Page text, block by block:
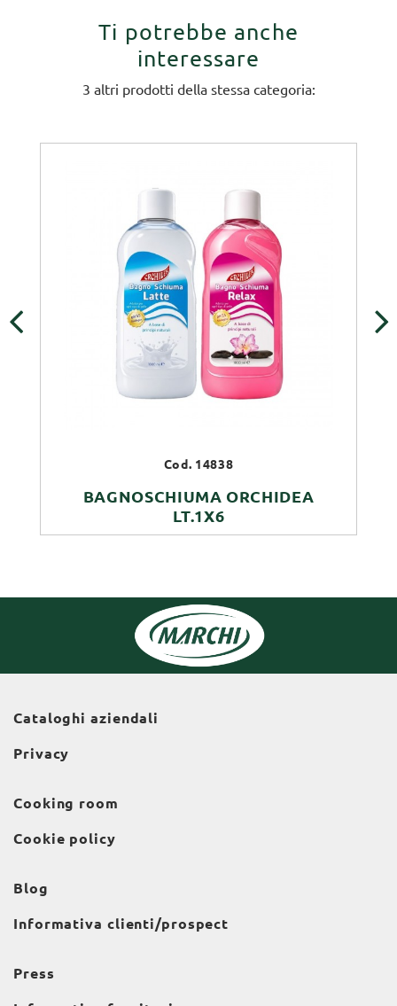
Ti potrebbe anche
interessare
3 altri prodotti della stessa categoria:
Cod. 14838
BAGNOSCHIUMA ORCHIDEA
LT.1X6
Cataloghi aziendali
Privacy
Cooking room
Cookie policy
Blog
Informativa clienti/prospect
Press